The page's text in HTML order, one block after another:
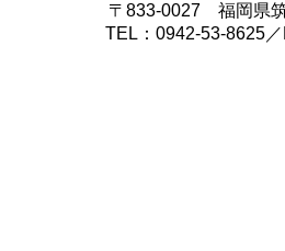
〒833-0027 福岡県
TEL：0942-53-8625